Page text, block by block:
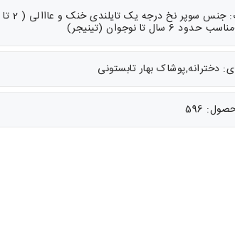
سال تا نوجوان (تینیجر)
دخترانه,پوشاک بهار تابستونی
596